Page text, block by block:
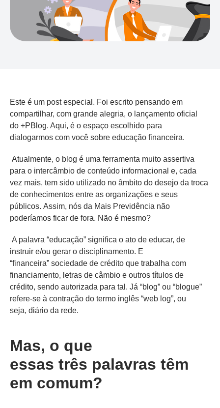
Este é um post especial. Foi escrito pensando em
compartilhar, com grande alegria, o lançamento oficial
do +PBlog. Aqui, é o espaço escolhido para
dialogarmos com você sobre educação financeira.
Atualmente, o blog é uma ferramenta muito assertiva
para o intercâmbio de conteúdo informacional e, cada
vez mais, tem sido utilizado no âmbito do desejo da troca
de conhecimentos entre as organizações e seus
públicos. Assim, nós da Mais Previdência não
poderíamos ficar de fora. Não é mesmo?
A palavra “educação” significa o ato de educar, de
instruir e/ou gerar o disciplinamento. E
“financeira” sociedade de crédito que trabalha com
financiamento, letras de câmbio e outros títulos de
crédito, sendo autorizada para tal. Já “b log” ou “b logue”
refere-se à contração do termo inglês “web og”, ou
seja, diário da rede.
Mas, o que
essas três palavras têm
em comum?